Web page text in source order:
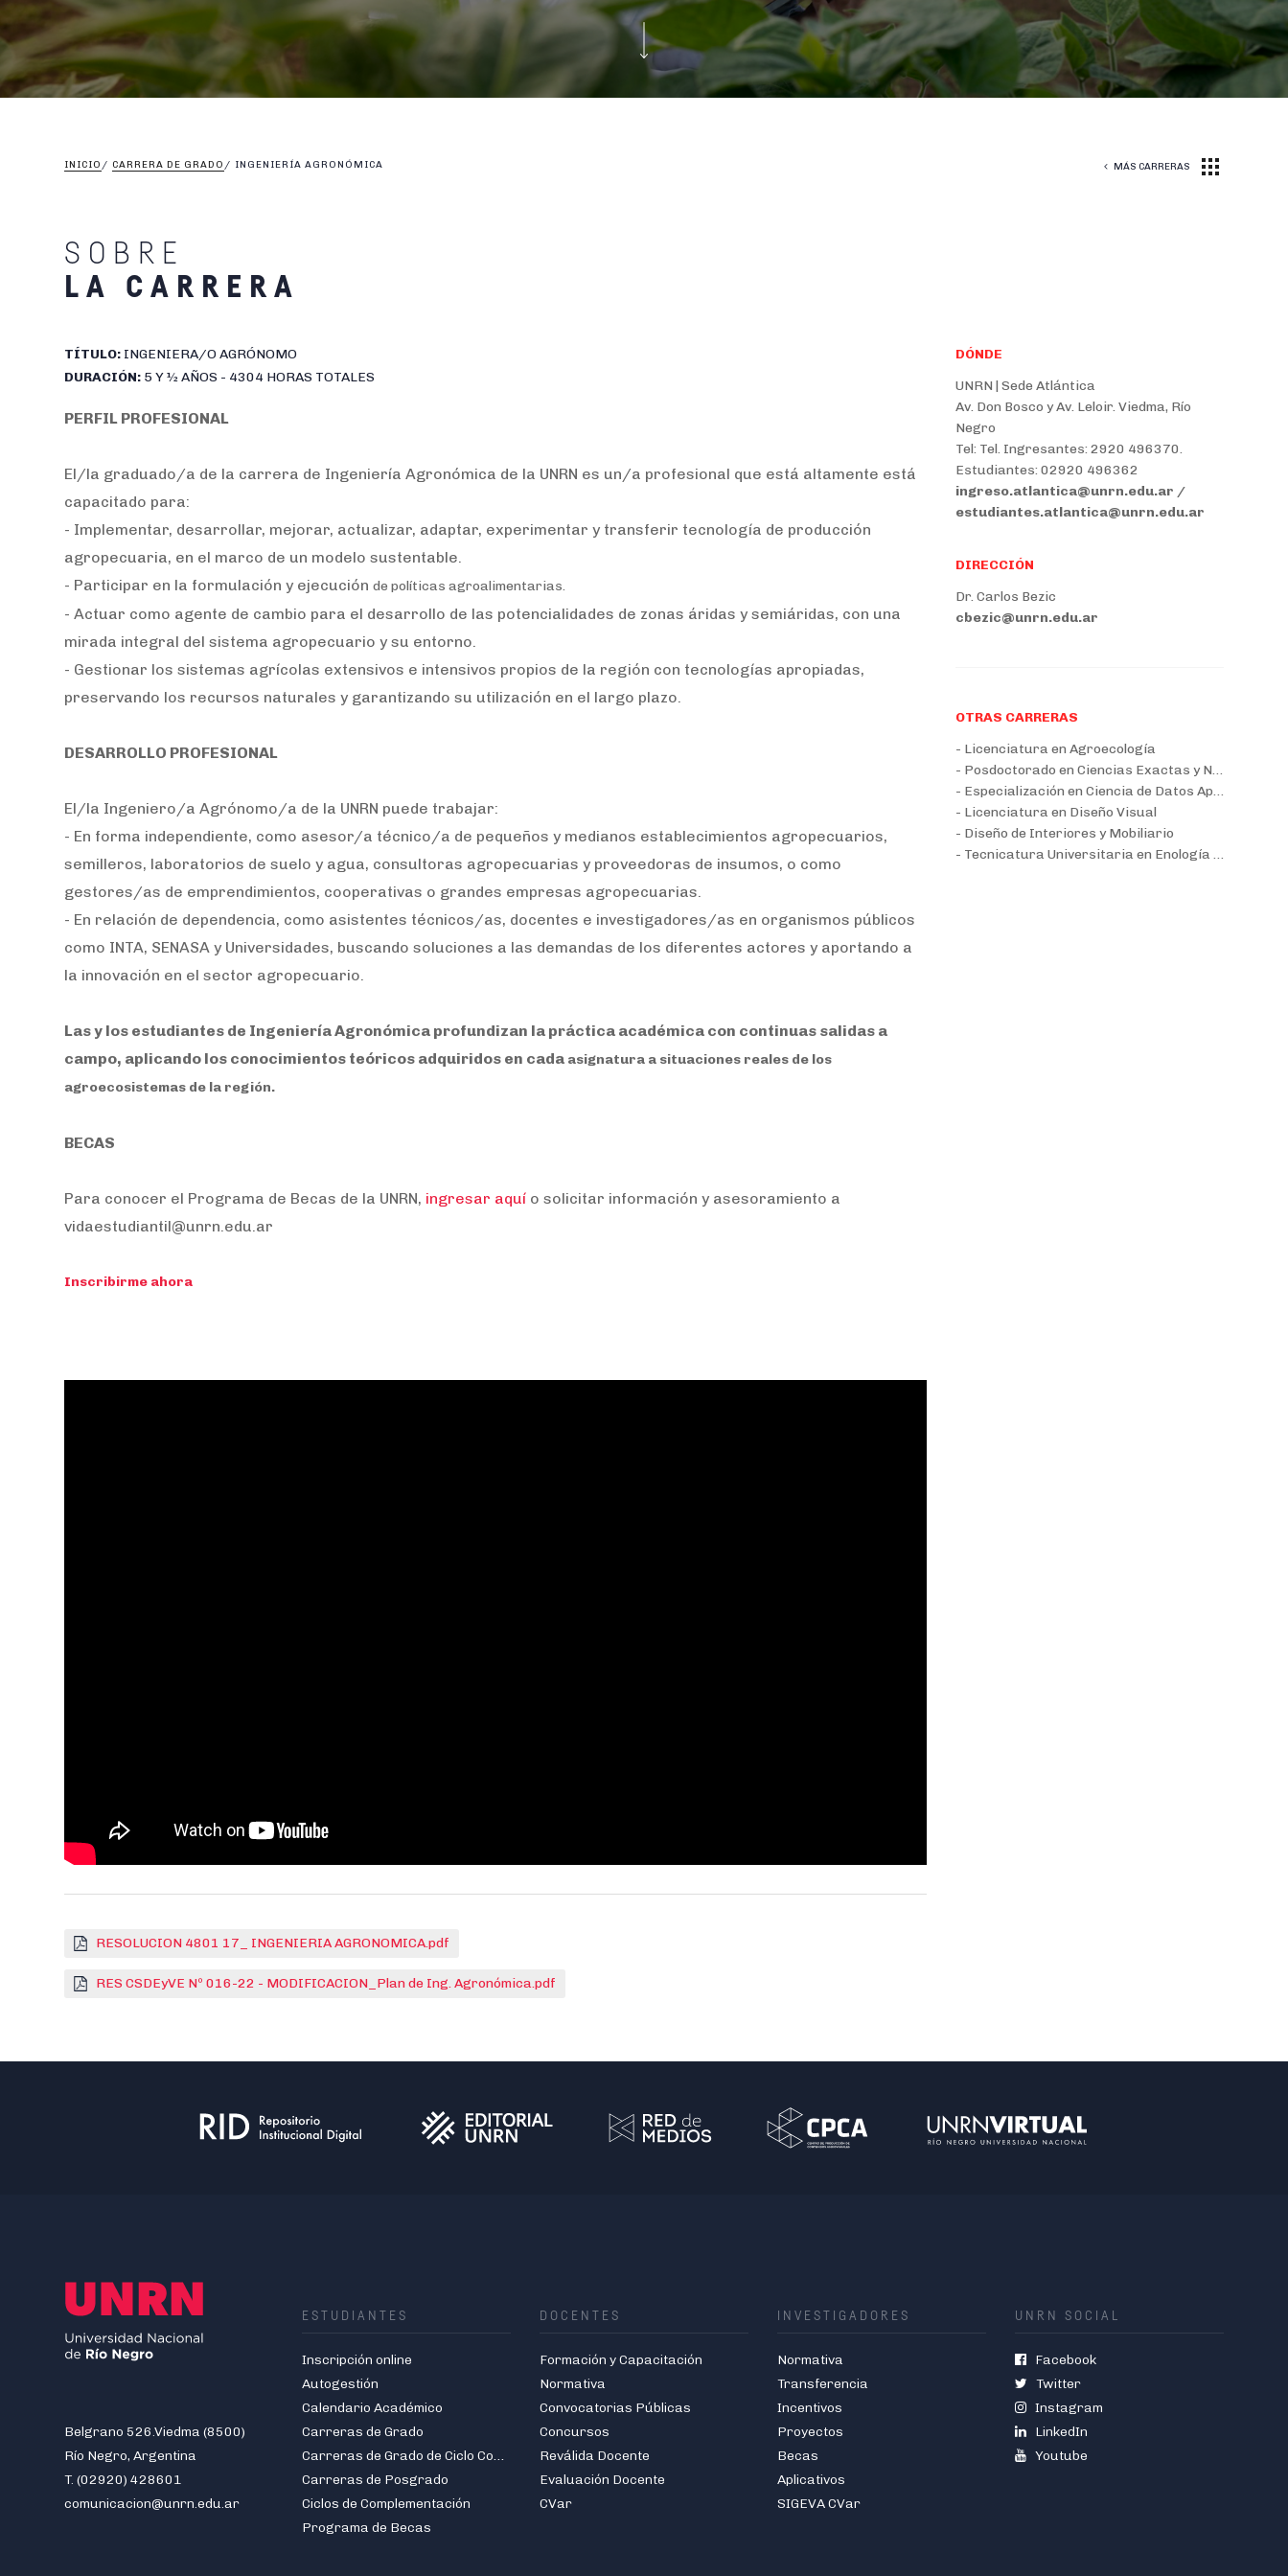
INICIO / CARRERA DE GRADO / INGENIERÍA AGRONÓMICA MÁS CARRERAS
SOBRE
LA CARRERA
TÍTULO: INGENIERA/O AGRÓNOMO
DURACIÓN: 5 Y ½ AÑOS - 4304 HORAS TOTALES
PERFIL PROFESIONAL
El/la graduado/a de la carrera de Ingeniería Agronómica de la UNRN es un/a profesional que está altamente está
capacitado para:
- Implementar, desarrollar, mejorar, actualizar, adaptar, experimentar y transferir tecnología de producción
agropecuaria, en el marco de un modelo sustentable.
- Participar en la formulación y ejecución de políticas agroalimentarias.
- Actuar como agente de cambio para el desarrollo de las potencialidades de zonas áridas y semiáridas, con una
mirada integral del sistema agropecuario y su entorno.
- Gestionar los sistemas agrícolas extensivos e intensivos propios de la región con tecnologías apropiadas,
preservando los recursos naturales y garantizando su utilización en el largo plazo.
DESARROLLO PROFESIONAL
El/la Ingeniero/a Agrónomo/a de la UNRN puede trabajar:
- En forma independiente, como asesor/a técnico/a de pequeños y medianos establecimientos agropecuarios,
semilleros, laboratorios de suelo y agua, consultoras agropecuarias y proveedoras de insumos, o como
gestores/as de emprendimientos, cooperativas o grandes empresas agropecuarias.
- En relación de dependencia, como asistentes técnicos/as, docentes e investigadores/as en organismos públicos
como INTA, SENASA y Universidades, buscando soluciones a las demandas de los diferentes actores y aportando a
la innovación en el sector agropecuario.
Las y los estudiantes de Ingeniería Agronómica profundizan la práctica académica con continuas salidas a
campo, aplicando los conocimientos teóricos adquiridos en cada asignatura a situaciones reales de los
agroecosistemas de la región.
BECAS
Para conocer el Programa de Becas de la UNRN, ingresar aquí o solicitar información y asesoramiento a
vidaestudiantil@unrn.edu.ar
Inscribirme ahora
RESOLUCION 4801 17_ INGENIERIA AGRONOMICA.pdf
RES CSDEyVE Nº 016-22 - MODIFICACION_Plan de Ing. Agronómica.pdf
DÓNDE
UNRN | Sede Atlántica
Av. Don Bosco y Av. Leloir. Viedma, Río
Negro
Tel: Tel. Ingresantes: 2920 496370.
Estudiantes: 02920 496362
ingreso.atlantica@unrn.edu.ar /
estudiantes.atlantica@unrn.edu.ar
DIRECCIÓN
Dr. Carlos Bezic
cbezic@unrn.edu.ar
OTRAS CARRERAS
- Licenciatura en Agroecología
- Posdoctorado en Ciencias Exactas y Naturales
- Especialización en Ciencia de Datos Aplicada
- Licenciatura en Diseño Visual
- Diseño de Interiores y Mobiliario
- Tecnicatura Universitaria en Enología y Bebidas Fermentadas y Destiladas
Belgrano 526.Viedma (8500)
Río Negro, Argentina
T. (02920) 428601
comunicacion@unrn.edu.ar
ESTUDIANTES
Inscripción online
Autogestión
Calendario Académico
Carreras de Grado
Carreras de Grado de Ciclo Corto
Carreras de Posgrado
Ciclos de Complementación
Programa de Becas
DOCENTES
Formación y Capacitación
Normativa
Convocatorias Públicas
Concursos
Reválida Docente
Evaluación Docente
CVar
INVESTIGADORES
Normativa
Transferencia
Incentivos
Proyectos
Becas
Aplicativos
SIGEVA CVar
UNRN SOCIAL
Facebook
Twitter
Instagram
LinkedIn
Youtube